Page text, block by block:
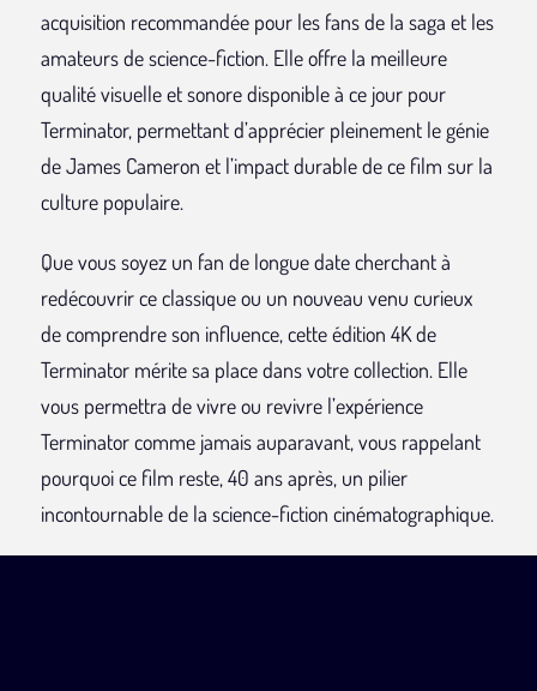
acquisition recommandée pour les fans de la saga et les
amateurs de science-fiction. Elle offre la meilleure
qualité visuelle et sonore disponible à ce jour pour
Terminator, permettant d’apprécier pleinement le génie
de James Cameron et l’impact durable de ce film sur la
culture populaire.
Que vous soyez un fan de longue date cherchant à
redécouvrir ce classique ou un nouveau venu curieux
de comprendre son influence, cette édition 4K de
Terminator mérite sa place dans votre collection. Elle
vous permettra de vivre ou revivre l’expérience
Terminator comme jamais auparavant, vous rappelant
pourquoi ce film reste, 40 ans après, un pilier
incontournable de la science-fiction cinématographique.